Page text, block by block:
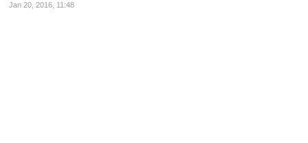
Jan 20, 2016, 11:48